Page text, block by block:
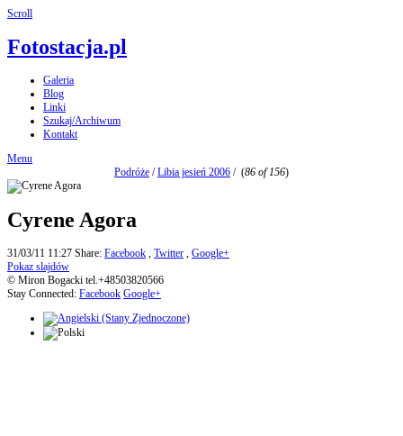
Scroll
Fotostacja.pl
Galeria
Blog
Linki
Szukaj/Archiwum
Kontakt
Menu
Podróże /Libia jesień 2006 / (86 of 156)
Cyrene Agora
31/03/11 11:27 Share: Facebook , Twitter , Google+
Pokaz slajdów
© Miron Bogacki tel.+48503820566
Stay Connected: Facebook Google+